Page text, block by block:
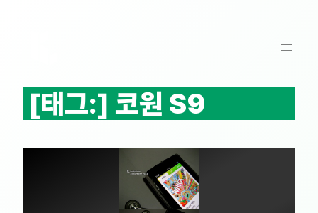
[태그:] 코원 S9